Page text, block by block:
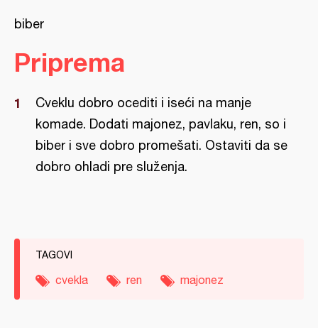
biber
Priprema
Cveklu dobro ocediti i iseći na manje
komade. Dodati majonez, pavlaku, ren, so i
biber i sve dobro promešati. Ostaviti da se
dobro ohladi pre služenja.
TAGOVI
cvekla ren majonez